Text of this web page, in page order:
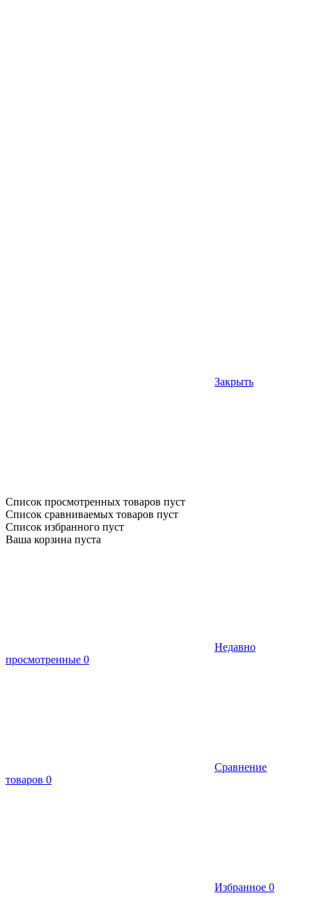
Закрыть
Список просмотренных товаров пуст
Список сравниваемых товаров пуст
Список избранного пуст
Ваша корзина пуста
Недавно
просмотренные 0
Сравнение
товаров 0
Избранное 0